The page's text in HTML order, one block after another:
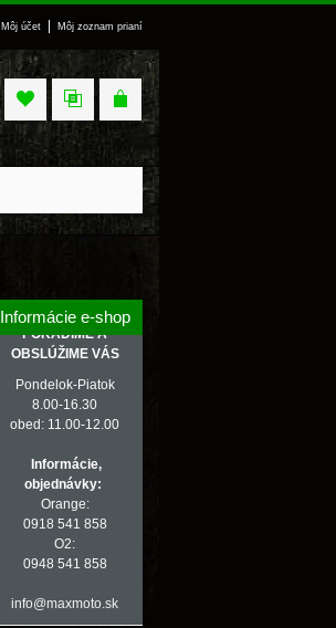
Môj účet Môj zoznam prianí
Informácie e-shop
PORADÍME A
OBSLÚŽIME VÁS
Pondelok-Piatok
8.00-16.30
obed: 11.00-12.00
Informácie,
objednávky:
Orange:
0918 541 858
O2:
0948 541 858
info@maxmoto.sk